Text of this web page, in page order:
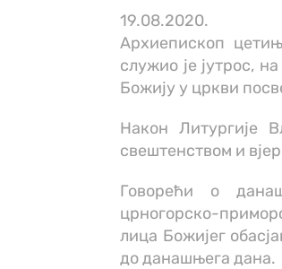
19.08.2020.
Архиепископ
служио је јутрос,
Божију у цркви
Након Литургије
свештенством и
Говорећи о
црногорско-
лица Божијег
до данашњега дана.